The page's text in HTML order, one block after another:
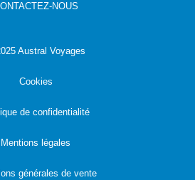
NOUS
Austral Voyages
Cookies
de confidentialité
Mentions légales
générales de vente